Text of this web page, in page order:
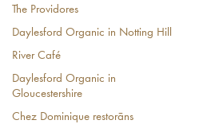
The Providores
Daylesford Organic in Notting Hill
River Café
Daylesford Organic in
Gloucestershire
Chez Dominique restorāns